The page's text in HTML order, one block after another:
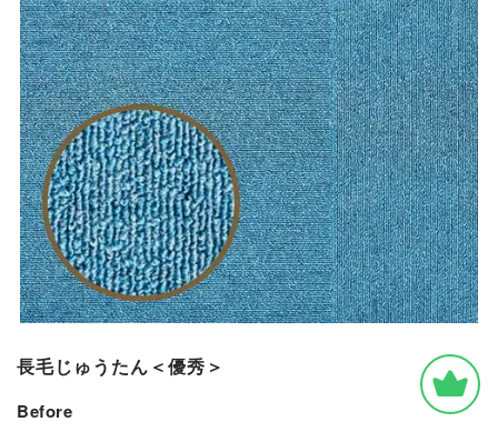
長毛じゅうたん＜優秀＞
Before